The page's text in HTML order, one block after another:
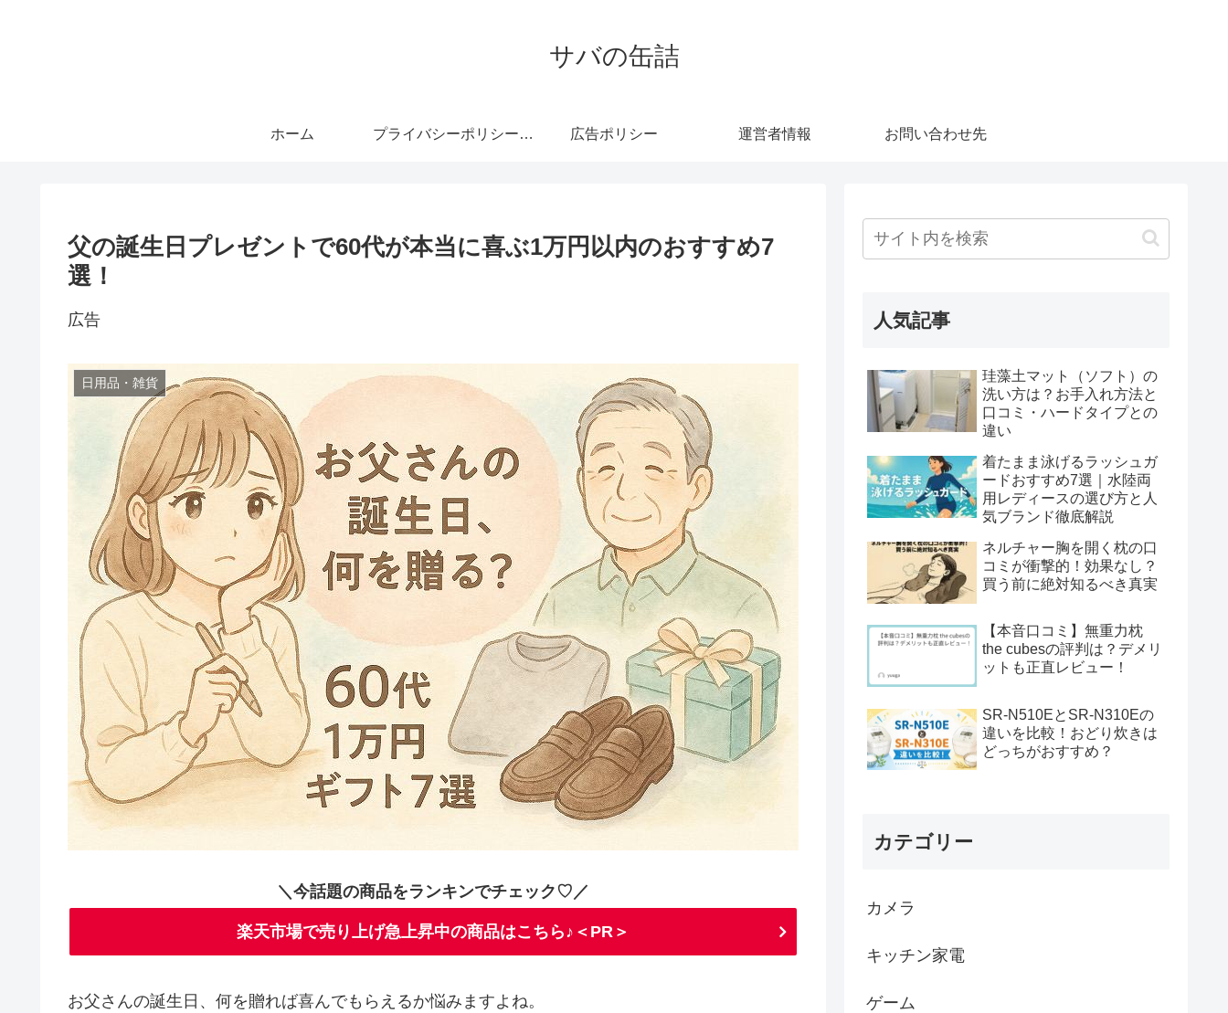
サバの缶詰
ホーム プライバシーポリシー・免責事項 広告ポリシー 運営者情報 お問い合わせ先
父の誕生日プレゼントで60代が本当に喜ぶ1万円以内のおすすめ7
選！
広告
日用品・雑貨
＼今話題の商品をランキンでチェック♡／
楽天市場で売り上げ急上昇中の商品はこちら♪＜PR＞
お父さんの誕生日、何を贈れば喜んでもらえるか悩みますよね。
人気記事
珪藻土マット（ソフト）の
洗い方は？お手入れ方法と
口コミ・ハードタイプとの
違い
着たまま泳げるラッシュガ
ードおすすめ7選｜水陸両
用レディースの選び方と人
気ブランド徹底解説
ネルチャー胸を開く枕の口
コミが衝撃的！効果なし？
買う前に絶対知るべき真実
【本音口コミ】無重力枕
the cubesの評判は？デメリ
ットも正直レビュー！
SR-N510EとSR-N310Eの
違いを比較！おどり炊きは
どっちがおすすめ？
カテゴリー
カメラ
キッチン家電
ゲーム